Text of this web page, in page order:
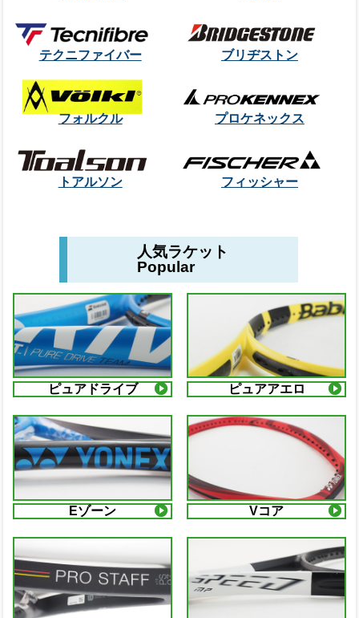
テクニファイバー ブリヂストン
フォルクル プロケネックス
トアルソン フィッシャー
人気ラケット
Popular
ピュアドライブ ピュアアエロ
Eゾーン Vコア